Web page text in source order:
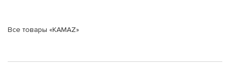
Все товары «KAMAZ»